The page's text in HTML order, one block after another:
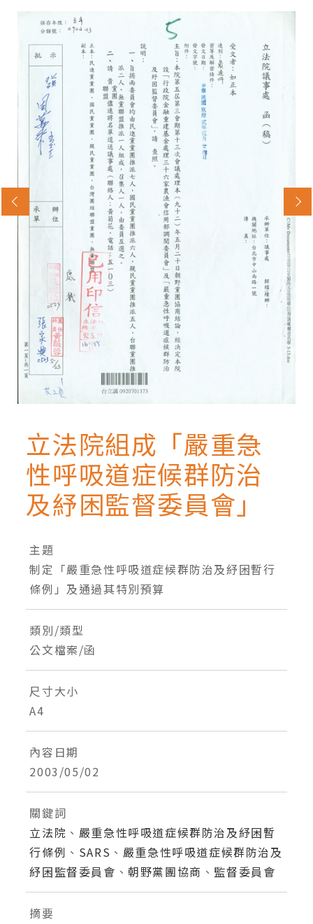
blogger
立法院組成「嚴重急
性呼吸道症候群防治
及紓困監督委員會」
主題
制定「嚴重急性呼吸道症候群防治及紓困暫行
條例」及通過其特別預算
類別/類型
公文檔案/函
尺寸大小
A4
內容日期
2003/05/02
關鍵詞
立法院 、 嚴重急性呼吸道症候群防治及紓困暫
行條例 、 SARS 、 嚴重急性呼吸道症候群防治及
紓困監督委員會 、朝野黨團協商 、 監督委員會
摘要